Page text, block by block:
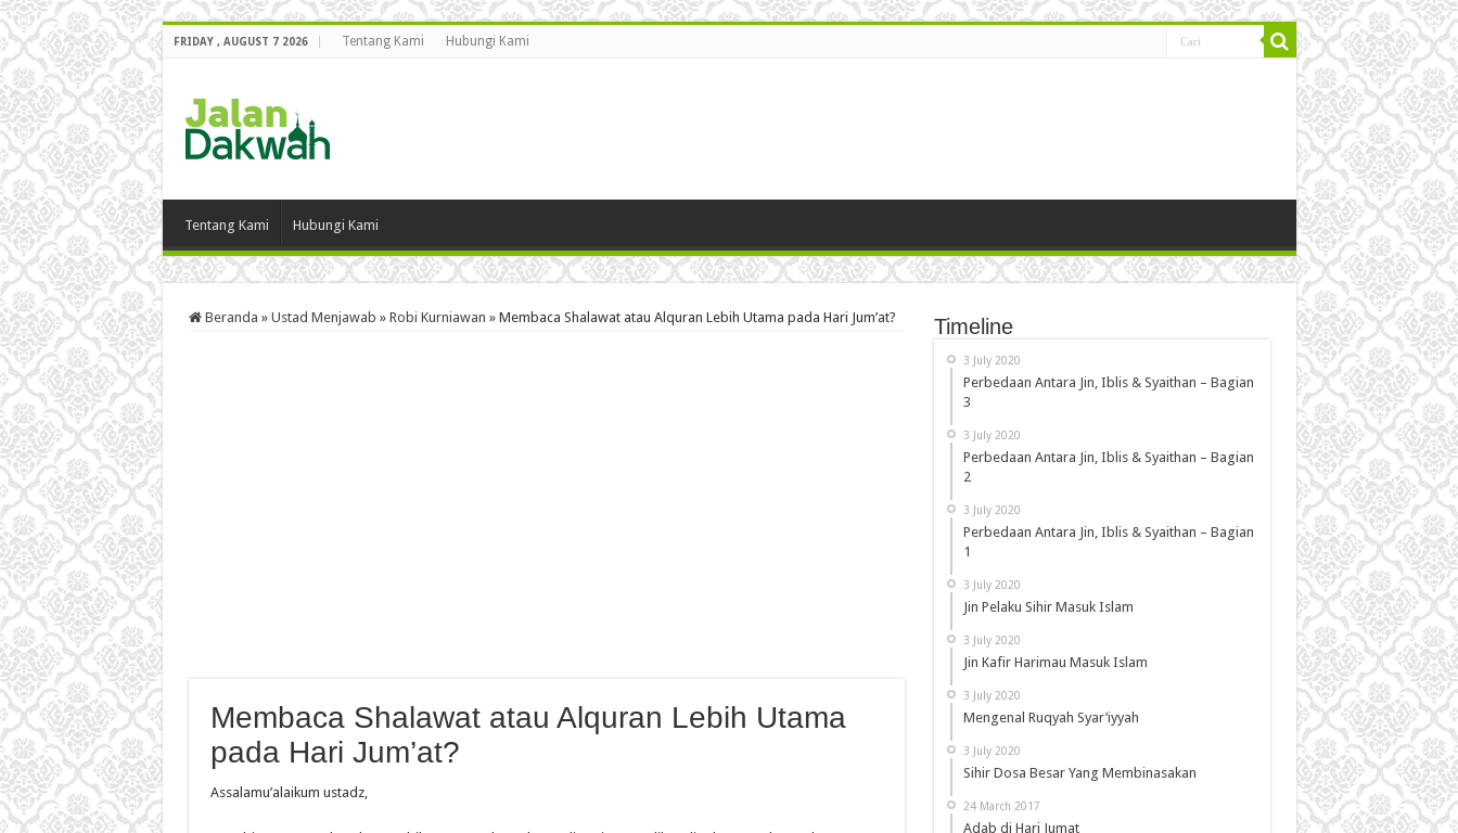
FRIDAY , AUGUST 7 2026 Tentang Kami Hubungi Kami
Tentang Kami Hubungi Kami
Beranda » Ustad Menjawab » Robi Kurniawan » Membaca Shalawat atau Alquran Lebih Utama pada Hari Jum’at?
Membaca Shalawat atau Alquran Lebih Utama
pada Hari Jum’at?
Assalamu’alaikum ustadz,
Timeline
3 July 2020
Perbedaan Antara Jin, Iblis & Syaithan – Bagian
3
3 July 2020
Perbedaan Antara Jin, Iblis & Syaithan – Bagian
2
3 July 2020
Perbedaan Antara Jin, Iblis & Syaithan – Bagian
1
3 July 2020
Jin Pelaku Sihir Masuk Islam
3 July 2020
Jin Kafir Harimau Masuk Islam
3 July 2020
Mengenal Ruqyah Syar’iyyah
3 July 2020
Sihir Dosa Besar Yang Membinasakan
24 March 2017
Adab di Hari Jumat